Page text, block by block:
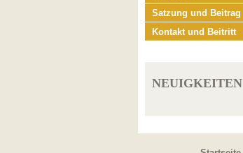
Satzung und Beitrag
Kontakt und Beitritt
NEUIGKEITEN